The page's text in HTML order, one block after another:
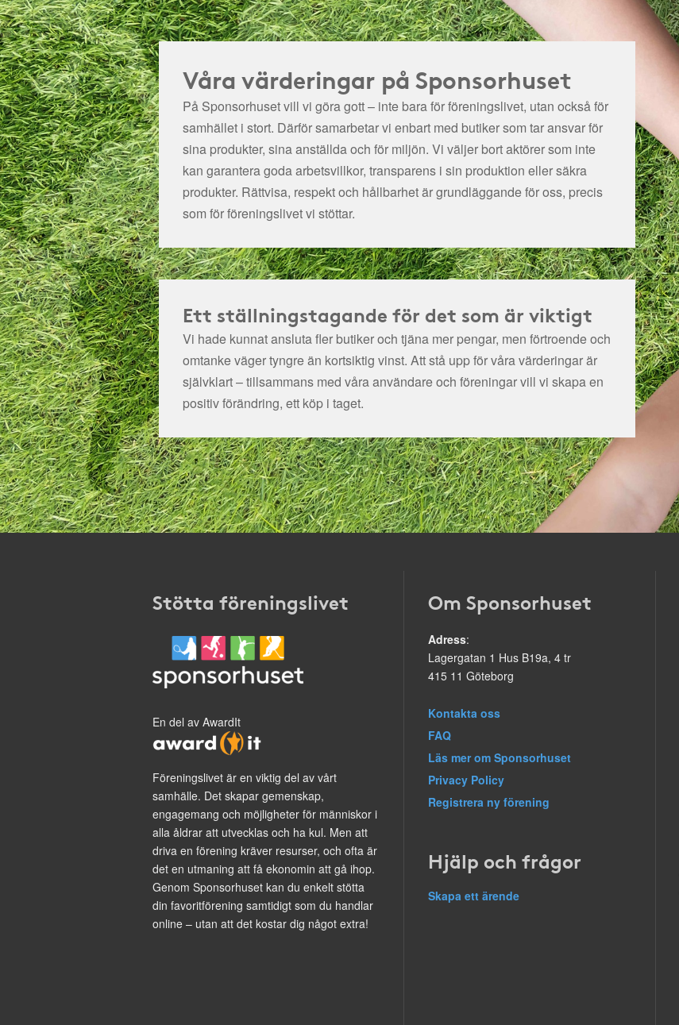
Våra värderingar på Sponsorhuset
På Sponsorhuset vill vi göra gott – inte bara för föreningslivet, utan också för
samhället i stort. Därför samarbetar vi enbart med butiker som tar ansvar för
sina produkter, sina anställda och för miljön. Vi väljer bort aktörer som inte
kan garantera goda arbetsvillkor, transparens i sin produktion eller säkra
produkter. Rättvisa, respekt och hållbarhet är grundläggande för oss, precis
som för föreningslivet vi stöttar.
Ett ställningstagande för det som är viktigt
Vi hade kunnat ansluta fler butiker och tjäna mer pengar, men förtroende och
omtanke väger tyngre än kortsiktig vinst. Att stå upp för våra värderingar är
självklart – tillsammans med våra användare och föreningar vill vi skapa en
positiv förändring, ett köp i taget.
Stötta föreningslivet
En del av AwardIt
Föreningslivet är en viktig del av vårt
samhälle. Det skapar gemenskap,
engagemang och möjligheter för människor i
alla åldrar att utvecklas och ha kul. Men att
driva en förening kräver resurser, och ofta är
det en utmaning att få ekonomin att gå ihop.
Genom Sponsorhuset kan du enkelt stötta
din favoritförening samtidigt som du handlar
online – utan att det kostar dig något extra!
Om Sponsorhuset
Adress:
Lagergatan 1 Hus B19a, 4 tr
415 11 Göteborg
Kontakta oss
FAQ
Läs mer om Sponsorhuset
Privacy Policy
Registrera ny förening
Hjälp och frågor
Skapa ett ärende